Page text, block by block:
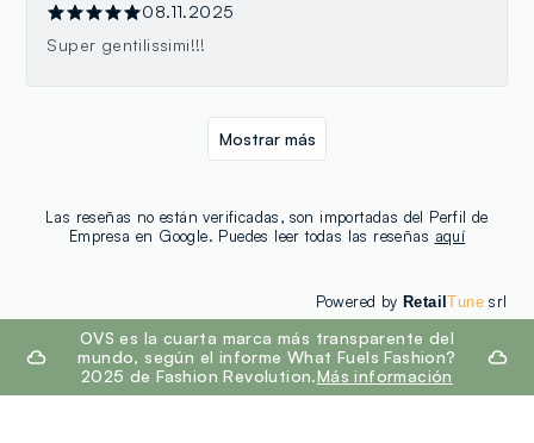
08.11.2025
Super gentilissimi!!!
Las reseñas no están verificadas, son importadas del Perfil de
Empresa en Google. Puedes leer todas las reseñas aquí
Mostrar más
Powered by RetailTunesrl
footer.ariatitleOVS es la cuarta marca más transparente del
mundo, según el informe What Fuels Fashion?
2025 de Fashion Revolution.Más información